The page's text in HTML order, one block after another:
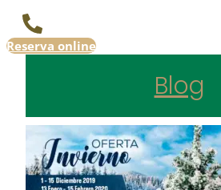
Reserva online
Blog